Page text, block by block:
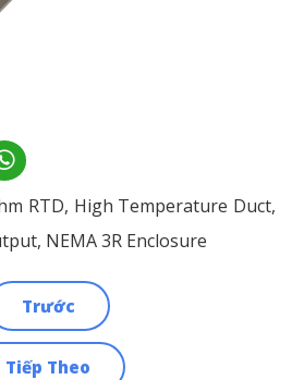
RTD, High Temperature Duct,
NEMA 3R Enclosure
Trước
Tiếp Theo